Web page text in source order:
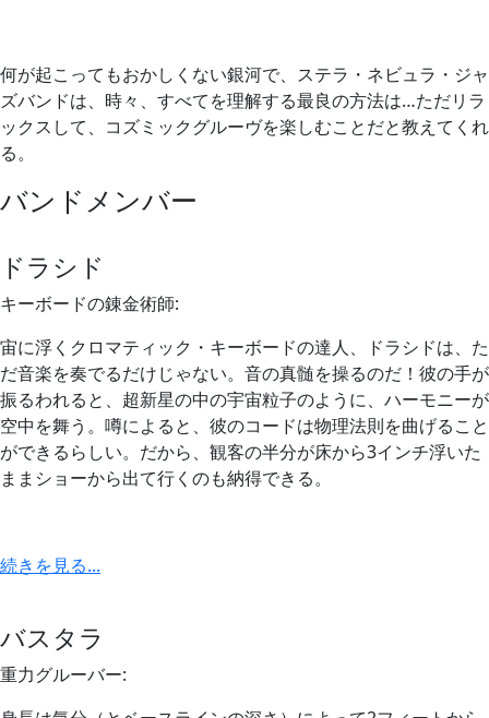
何が起こってもおかしくない銀河で、ステラ・ネビュラ・ジャ
ズバンドは、時々、すべてを理解する最良の方法は…ただリラ
ックスして、コズミックグルーヴを楽しむことだと教えてくれ
る。
バンドメンバー
ドラシド
キーボードの錬金術師:
宙に浮くクロマティック・キーボードの達人、ドラシドは、た
だ音楽を奏でるだけじゃない。音の真髄を操るのだ！彼の手が
振るわれると、超新星の中の宇宙粒子のように、ハーモニーが
空中を舞う。噂によると、彼のコードは物理法則を曲げること
ができるらしい。だから、観客の半分が床から3インチ浮いた
ままショーから出て行くのも納得できる。
続きを見る...
バスタラ
重力グルーバー: